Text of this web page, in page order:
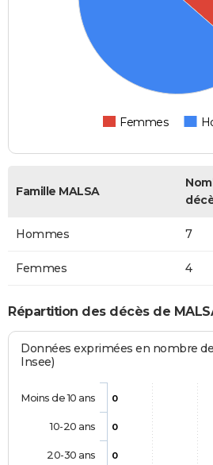
Femmes
Famille MALSA
Hommes 7
Femmes 4
Répartition des décès de
Données exprimées en nombre
Insee)
0
0
0
Moins de 10 ans
10-20 ans
20-30 ans